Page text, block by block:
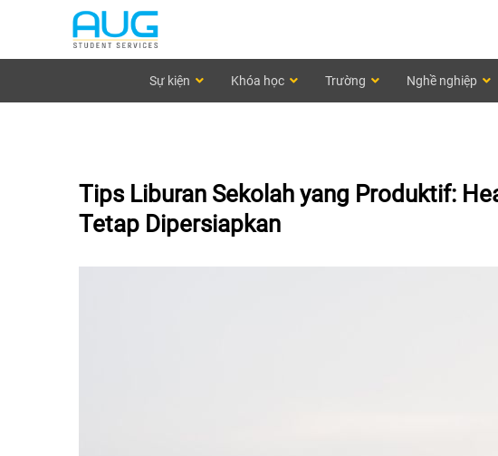
Sự kiện Khóa học Trường Nghề nghiệp
Tips Liburan Sekolah yang Produktif:
Tetap Dipersiapkan